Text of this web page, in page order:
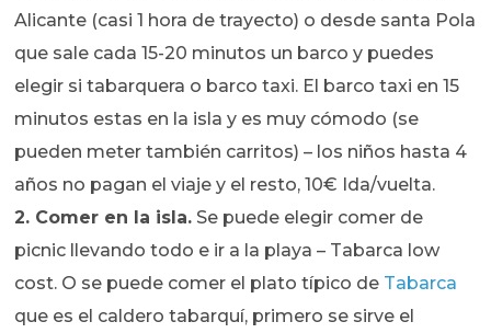
Alicante (casi 1 hora de trayecto) o desde santa Pola
que sale cada 15-20 minutos un barco y puedes
elegir si tabarquera o barco taxi. El barco taxi en 15
minutos estas en la isla y es muy cómodo (se
pueden meter también carritos) – los niños hasta 4
años no pagan el viaje y el resto, 10€ Ida/vuelta.
2. Comer en la isla. Se puede elegir comer de
picnic llevando todo e ir a la playa – Tabarca low
cost. O se puede comer el plato típico de Tabarca
que es el caldero tabarquí, primero se sirve el